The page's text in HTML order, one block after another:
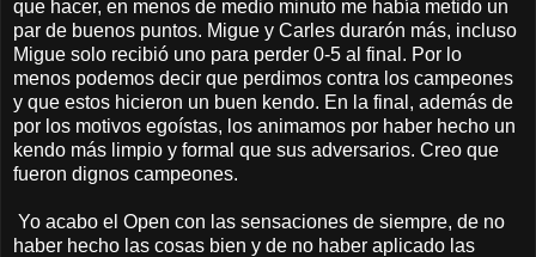
que hacer, en menos de medio minuto me había metido un
par de buenos puntos. Migue y Carles durarón más, incluso
Migue solo recibió uno para perder 0-5 al final. Por lo
menos podemos decir que perdimos contra los campeones
y que estos hicieron un buen kendo. En la final, además de
por los motivos egoístas, los animamos por haber hecho un
kendo más limpio y formal que sus adversarios. Creo que
fueron dignos campeones.
Yo acabo el Open con las sensaciones de siempre, de no
haber hecho las cosas bien y de no haber aplicado las